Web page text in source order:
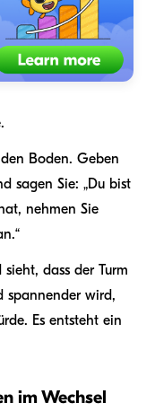
Boden. Geben
sagen Sie: „Du bist
nehmen Sie
sieht, dass der Turm
spannender wird,
Es entsteht ein
im Wechsel